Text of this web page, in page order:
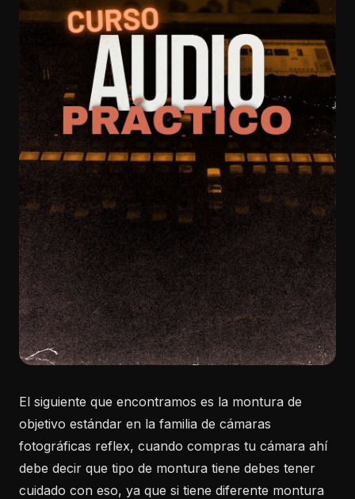
El siguiente que encontramos es la montura de
objetivo estándar en la familia de cámaras
fotográficas reflex, cuando compras tu cámara ahí
debe decir que tipo de montura tiene debes tener
cuidado con eso, ya que si tiene diferente montura